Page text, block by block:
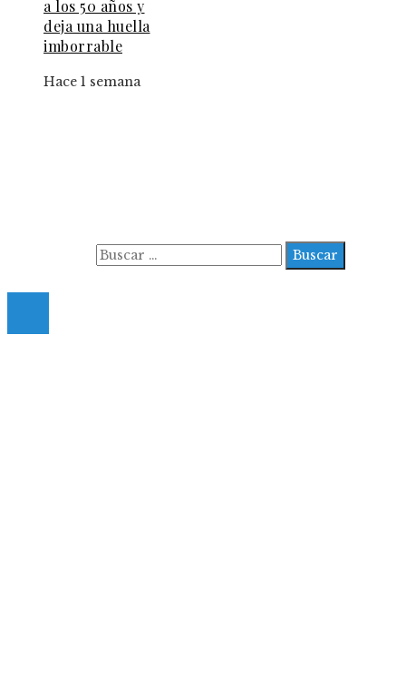
a los 50 años y
deja una huella
imborrable
Hace 1 semana